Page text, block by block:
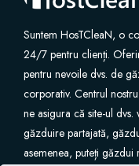
Website Backup
VPN
SEO Tools
Suntem HosTCleaN, o
24/7 pentru clienți.
pentru nevoile dvs. de
corporativ. Centrul
ne asigura că site-ul dvs.
găzduire partajată,
asemenea, puteți